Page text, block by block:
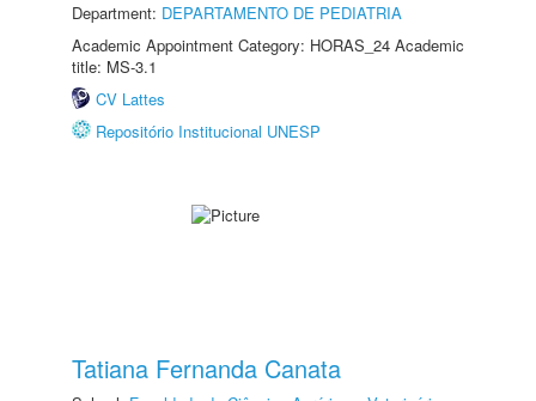
Department: DEPARTAMENTO DE PEDIATRIA
Academic Appointment Category: HORAS_24 Academic
title: MS-3.1
CV Lattes
Repositório Institucional UNESP
Tatiana Fernanda Canata